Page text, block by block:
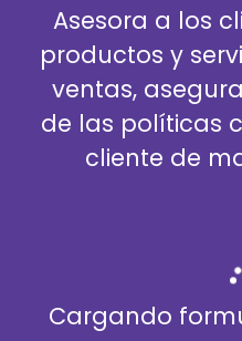
Asesora a los
productos y
ventas,
de las políticas
cliente de
Cargando